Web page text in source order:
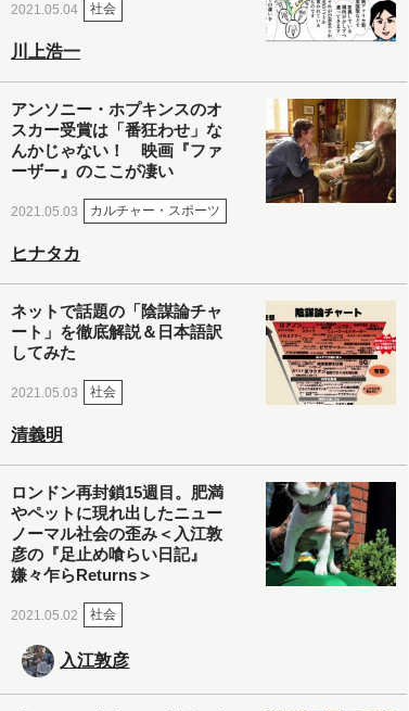
2021.05.04 社会
川上浩一
アンソニー・ホプキンスのオ
スカー受賞は「番狂わせ」な
んかじゃない！ 映画『ファ
ーザー』のここが凄い
2021.05.03 カルチャー・スポーツ
ヒナタカ
ネットで話題の「陰謀論チャ
ート」を徹底解説＆日本語訳
してみた
2021.05.03 社会
清義明
ロンドン再封鎖15週目。肥満
やペットに現れ出したニュー
ノーマル社会の歪み＜入江敦
彦の『足止め喰らい日記』
嫌々乍らReturns＞
2021.05.02 社会
入江敦彦